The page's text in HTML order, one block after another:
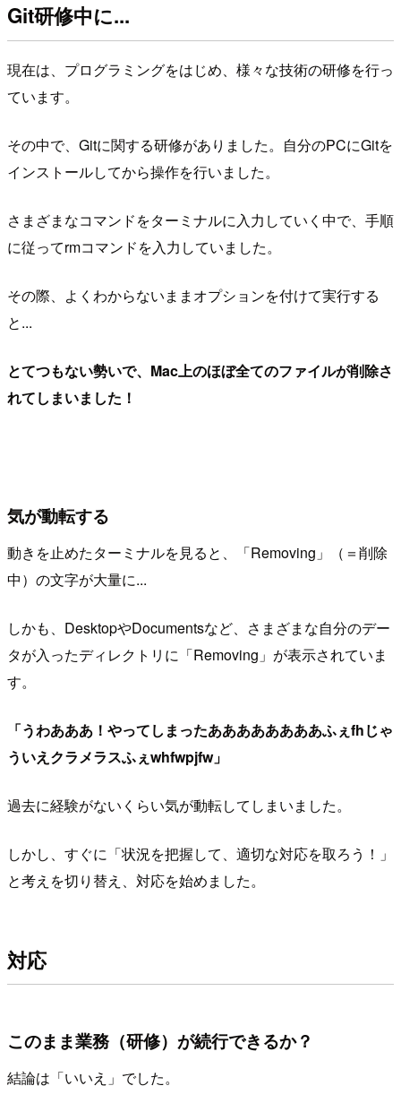
Git研修中に...
現在は、プログラミングをはじめ、様々な技術の研修を行っ
ています。
その中で、Gitに関する研修がありました。自分のPCにGitを
インストールしてから操作を行いました。
さまざまなコマンドをターミナルに入力していく中で、手順
に従ってrmコマンドを入力していました。
その際、よくわからないままオプションを付けて実行する
と...
とてつもない勢いで、Mac上のほぼ全てのファイルが削除さ
れてしまいました！
気が動転する
動きを止めたターミナルを見ると、「Removing」（＝削除
中）の文字が大量に...
しかも、DesktopやDocumentsなど、さまざまな自分のデー
タが入ったディレクトリに「Removing」が表示されていま
す。
「うわあああ！やってしまったああああああああふぇfhじゃ
ういえクラメラスふぇwhfwpjfw」
過去に経験がないくらい気が動転してしまいました。
しかし、すぐに「状況を把握して、適切な対応を取ろう！」
と考えを切り替え、対応を始めました。
対応
このまま業務（研修）が続行できるか？
結論は「いいえ」でした。